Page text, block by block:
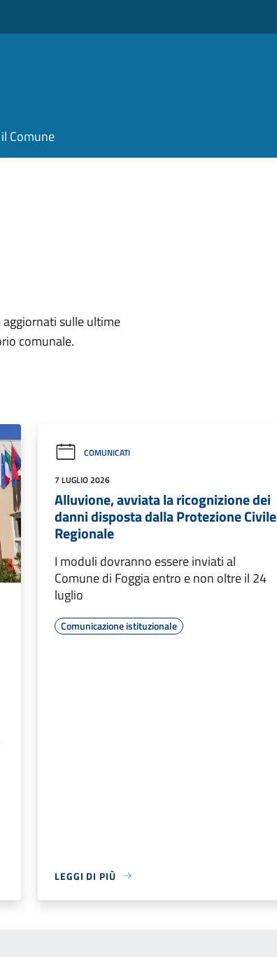
Comune
sulle ultime
comunale.
COMUNICATI
7 LUGLIO 2026
Alluvione, avviata la ricognizione dei
danni disposta dalla Protezione Civile
Regionale
I moduli dovranno essere inviati al
Comune di Foggia entro e non oltre il 24
luglio
Comunicazione istituzionale
LEGGI DI PIÙ